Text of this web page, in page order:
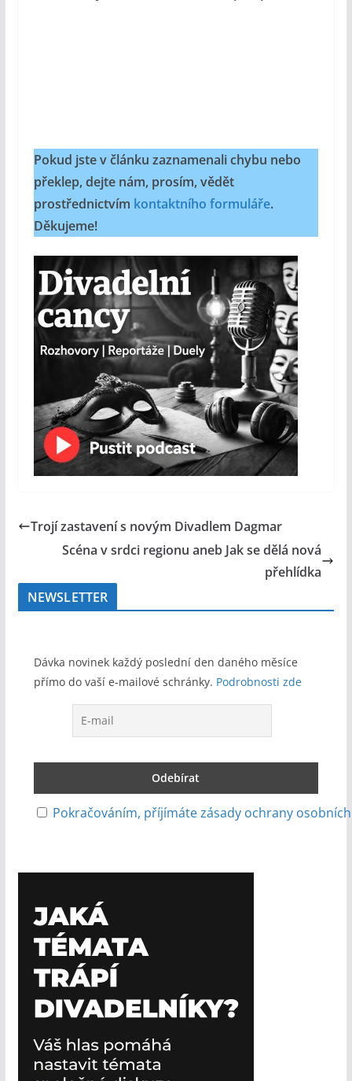
Pokud jste v článku zaznamenali chybu nebo
překlep, dejte nám, prosím, vědět
prostřednictvím kontaktního formuláře.
Děkujeme!
Trojí zastavení s novým Divadlem Dagmar
Scéna v srdci regionu aneb Jak se dělá nová
přehlídka
NEWSLETTER
Dávka novinek každý poslední den daného měsíce
přímo do vaší e-mailové schránky. Podrobnosti zde
Pokračováním, příjímáte zásady ochrany